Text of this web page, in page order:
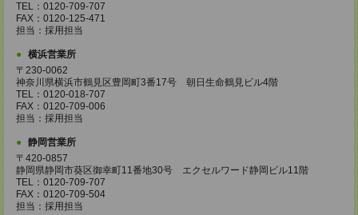
TEL：0120-709-707
FAX：0120-125-471
担当：採用担当
横浜営業所
〒230-0062
神奈川県横浜市鶴見区豊岡町3番17号 朝日生命鶴見ビル4階
TEL：0120-018-707
FAX：0120-709-006
担当：採用担当
静岡営業所
〒420-0857
静岡県静岡市葵区御幸町11番地30号 エクセルワード静岡ビル11階
TEL：0120-709-707
FAX：0120-709-504
担当：採用担当